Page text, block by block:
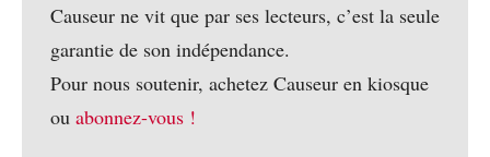
Causeur ne vit que par ses lecteurs, c’est la seule
garantie de son indépendance.
Pour nous soutenir, achetez Causeur en kiosque
ou abonnez-vous !